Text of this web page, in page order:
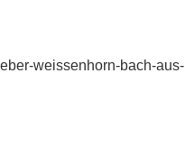
weissenhorn-bach-aus-